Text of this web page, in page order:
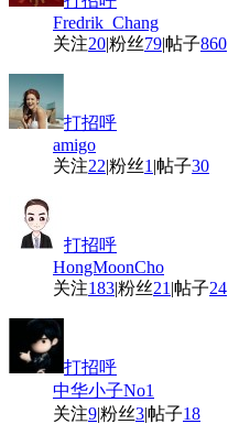
Fredrik_Chang
关注20|粉丝79|帖子860
打招呼
amigo
关注22|粉丝1 |帖子30
打招呼
HongMoonCho
关注183|粉丝21 |帖子24
打招呼
中华小子No1
关注9|粉丝3|帖子18